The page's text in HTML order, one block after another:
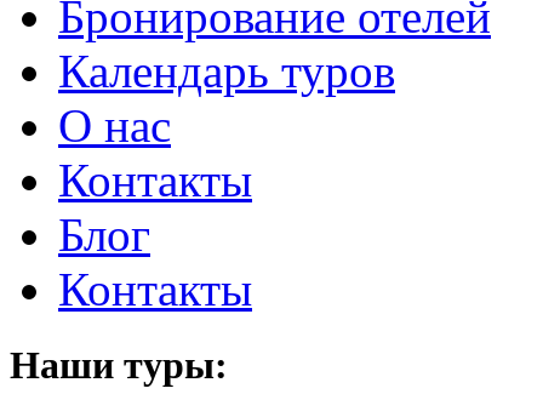
Бронирование отелей
Календарь туров
О нас
Контакты
Блог
Контакты
Наши туры: